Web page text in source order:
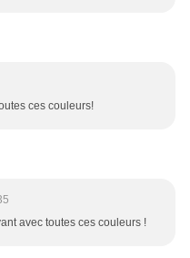
ces couleurs!
avec toutes ces couleurs !